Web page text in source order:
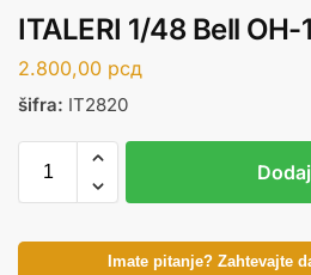
ITALERI 1/48 Bell OH-
2.800,00 рсд
šifra: IT2820
Imate pitanje? Zahtevajte